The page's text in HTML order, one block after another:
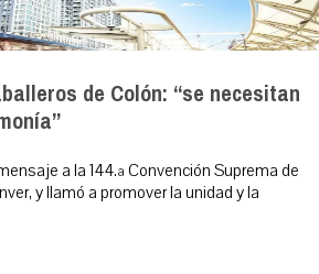
de Colón: “se necesitan
a la 144.ª Convención Suprema de
y llamó a promover la unidad y la